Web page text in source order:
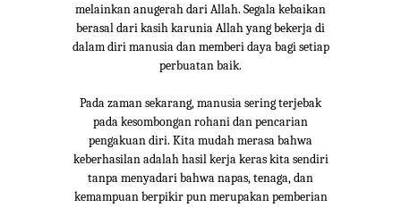
melainkan anugerah dari Allah. Segala kebaikan
berasal dari kasih karunia Allah yang bekerja di
dalam diri manusia dan memberi daya bagi setiap
perbuatan baik.
Pada zaman sekarang, manusia sering terjebak
pada kesombongan rohani dan pencarian
pengakuan diri. Kita mudah merasa bahwa
keberhasilan adalah hasil kerja keras kita sendiri
tanpa menyadari bahwa napas, tenaga, dan
kemampuan berpikir pun merupakan pemberian